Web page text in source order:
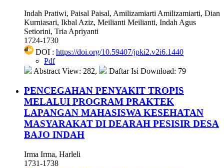
Indah Pratiwi, Paisal Paisal, Amilizamiarti Amilizamiarti, Dian
Kurniasari, Ikbal Aziz, Meilianti Meilianti, Indah Agus
Setiorini, Tria Apriyanti
1724-1730
DOI : https://doi.org/10.59407/jpki2.v2i6.1440
Pdf
Abstract View: 282,
Daftar Isi Download: 79
PENCEGAHAN PENYAKIT TROPIS
MELALUI PROGRAM PRAKTEK
LAPANGAN MAHASISWA KESEHATAN
MASYARAKAT DI DEARAH PESISIR DESA
BAJO INDAH
Irma Irma, Harleli
1731-1738